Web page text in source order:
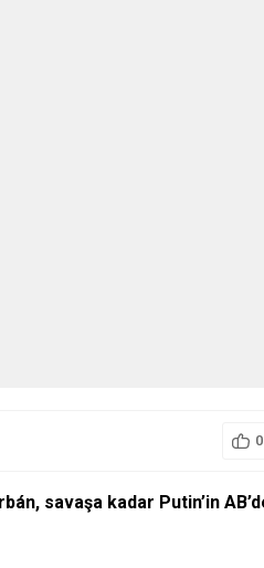
0
savaşa kadar Putin’in